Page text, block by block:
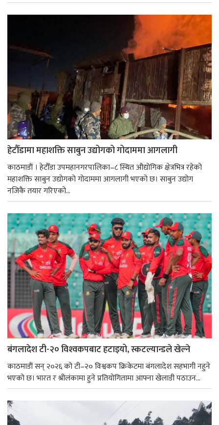
हेटौँडामा महाशक्ति साबुन उद्योगको गोदाममा आगलागी
काठमाडाैं । हेटौँडा उपमहानगरपालिका–८ स्थित औद्योगिक क्षेत्रभित्र रहेको
महाशक्ति साबुन उद्योगको गोदाममा आगलागी भएको छ। साबुन उद्योग
नजिकै तयार गरिएको...
बंगलादेश टी-२० विश्‍वकपबाट हटाइयो, स्कटल्यान्डले खेल्ने
काठमाडाैं सन् २०२६ को टी–२० विश्वकप क्रिकेटमा बंगलादेश सहभागी नहुने
भएको छ। भारत र श्रीलंकामा हुने प्रतियोगितामा आफ्ना खेलाडी पठाउन...